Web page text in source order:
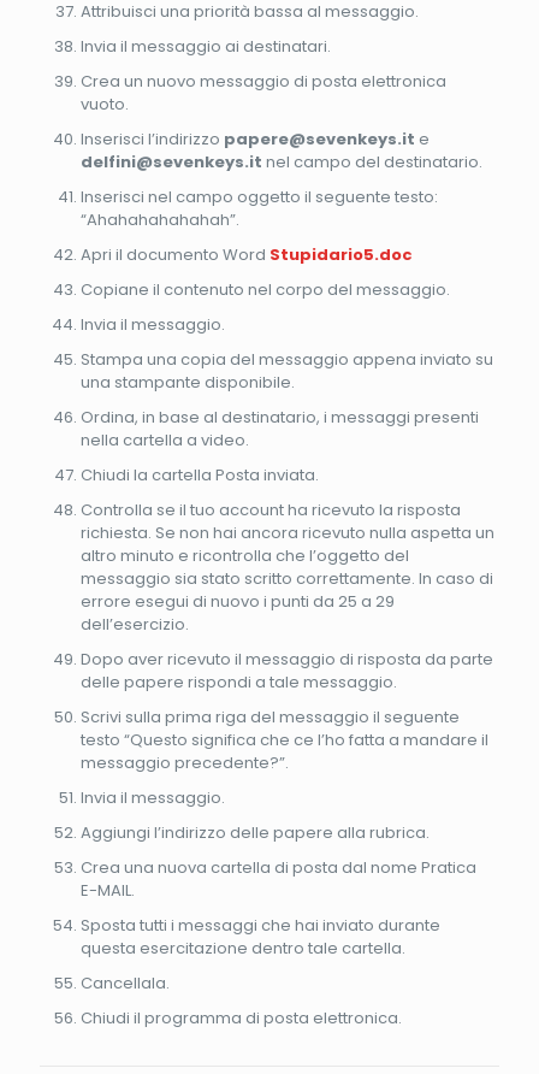
Attribuisci una priorità bassa al messaggio.
Invia il messaggio ai destinatari.
Crea un nuovo messaggio di posta elettronica
vuoto.
Inserisci l’indirizzo papere@sevenkeys.it e
delfini@sevenkeys.it nel campo del destinatario.
Inserisci nel campo oggetto il seguente testo:
“Ahahahahahahah”.
Apri il documento Word Stupidario5.doc
Copiane il contenuto nel corpo del messaggio.
Invia il messaggio.
Stampa una copia del messaggio appena inviato su
una stampante disponibile.
Ordina, in base al destinatario, i messaggi presenti
nella cartella a video.
Chiudi la cartella Posta inviata.
Controlla se il tuo account ha ricevuto la risposta
richiesta. Se non hai ancora ricevuto nulla aspetta un
altro minuto e ricontrolla che l’oggetto del
messaggio sia stato scritto correttamente. In caso di
errore esegui di nuovo i punti da 25 a 29
dell’esercizio.
Dopo aver ricevuto il messaggio di risposta da parte
delle papere rispondi a tale messaggio.
Scrivi sulla prima riga del messaggio il seguente
testo “Questo significa che ce l’ho fatta a mandare il
messaggio precedente?”.
Invia il messaggio.
Aggiungi l’indirizzo delle papere alla rubrica.
Crea una nuova cartella di posta dal nome Pratica
E-MAIL.
Sposta tutti i messaggi che hai inviato durante
questa esercitazione dentro tale cartella.
Cancellala.
Chiudi il programma di posta elettronica.